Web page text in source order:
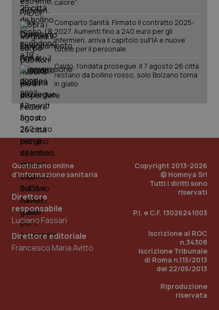
calore”
Comparto Sanità. Firmato il contratto 2025-
2027. Aumenti fino a 240 euro per gli
infermieri, arriva il capitolo sull'IA e nuove
tutele per il personale
Caldo, l’ondata prosegue. Il 7 agosto 26 città
restano da bollino rosso, solo Bolzano torna
in giallo
Quotidiano online
d'informazione sanitaria
Direttore
responsabile
Luciano Fassari
Direttore editoriale
Francesco Maria Avitto
Copyright 2013-2026
© Homnya Srl
Tutti i diritti sono
riservati
P.I. e C.F. 13026241003
Iscrizione al ROC
n.34308
Iscrizione Tribunale
di Roma n.115/2013
del 22/05/2013
Riproduzione
riservata
PHP.net